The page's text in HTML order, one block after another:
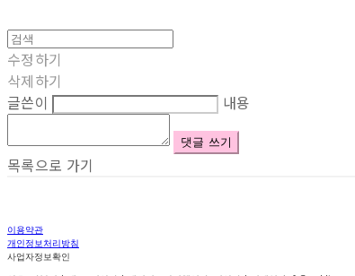
수정하기
삭제하기
글쓴이
내용
댓글 쓰기
목록으로 가기
이용약관
개인정보처리방침
사업자정보확인